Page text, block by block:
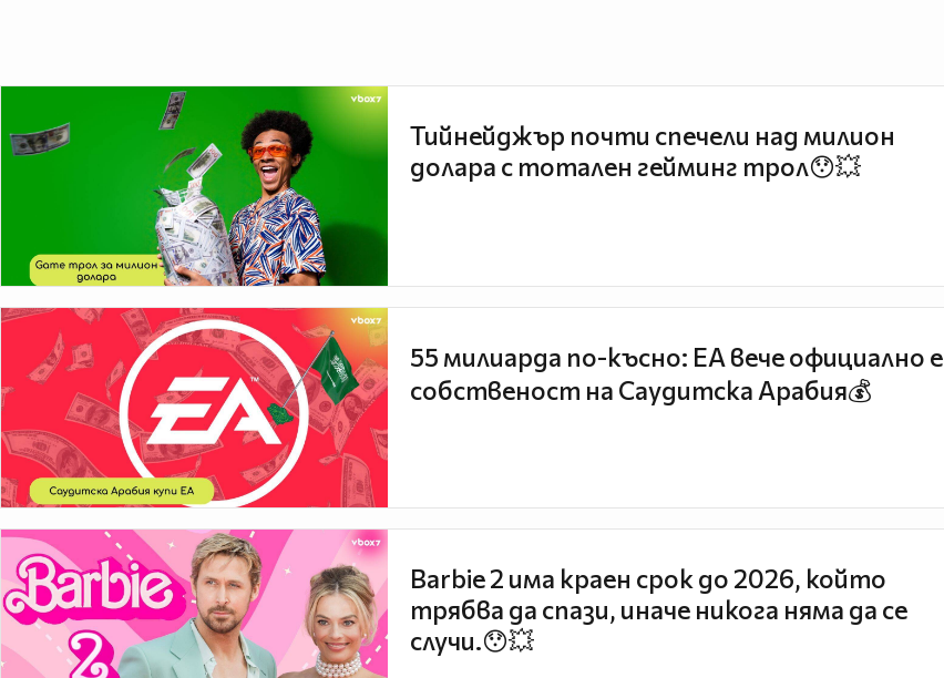
Тийнейджър почти спечели над милион
долара с тотален гейминг трол😯💥
55 милиарда по-късно: EA вече официално е
собственост на Саудитска Арабия💰
Barbie 2 има краен срок до 2026, който
трябва да спази, иначе никога няма да се
случи.😯💥